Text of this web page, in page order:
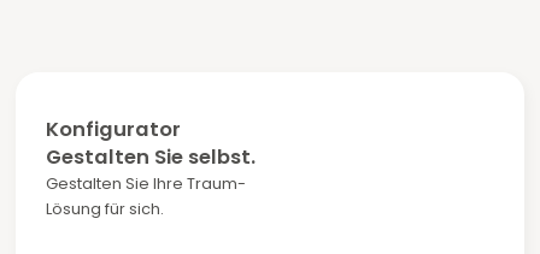
Konfigurator
Gestalten Sie selbst.
Gestalten Sie Ihre Traum-
Lösung für sich.